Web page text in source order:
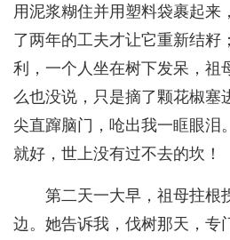
用泥浆糊住并用塑料袋裹起来
了两年的工夫才让它重新结籽
利，一个人坐在树下发呆，祖
么也没说，只是摘了颗花椒塞
尖直蹿脑门，呛出我一眶眼泪
就好，世上没有过不去的坎！
第二天一大早，祖母拄根
边。她告诉我，伐树那天，专